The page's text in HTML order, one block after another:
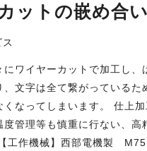
ットの嵌め合
にワイヤーカットで加工し、
、文字は全て繋がっているた
くなってしまいます。 仕上
管理等も慎重に行ない、高
工作機械】西部電機製